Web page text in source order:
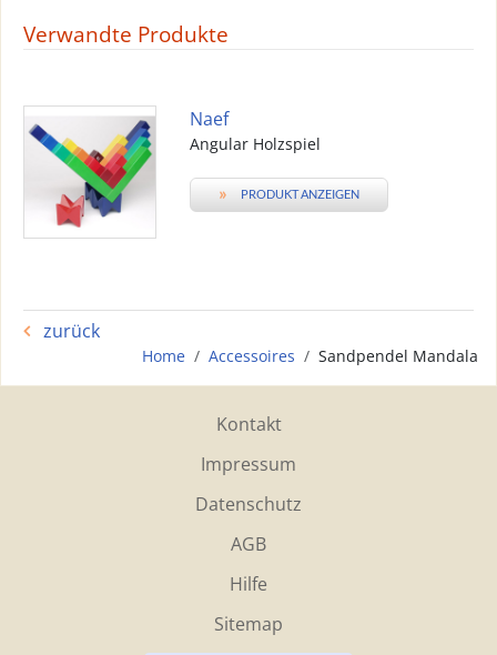
Verwandte Produkte
Naef
Angular Holzspiel
» PRODUKT ANZEIGEN
zurück
Home Accessoires Sandpendel Mandala
Kontakt
Impressum
Datenschutz
AGB
Hilfe
Sitemap